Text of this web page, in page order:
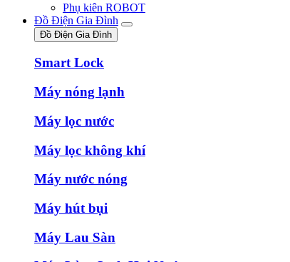
Phụ kiên ROBOT
Đồ Điện Gia Đình
Đồ Điện Gia Đình
Smart Lock
Máy nóng lạnh
Máy lọc nước
Máy lọc không khí
Máy nước nóng
Máy hút bụi
Máy Lau Sàn